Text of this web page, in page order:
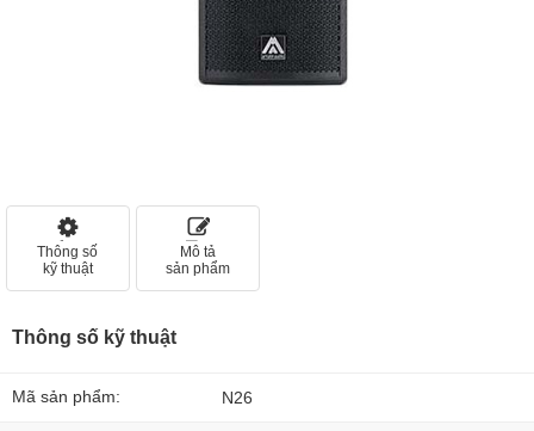
Thông số
kỹ thuật
Mô tả
sản phẩm
Thông số kỹ thuật
Mã sản phẩm: N26